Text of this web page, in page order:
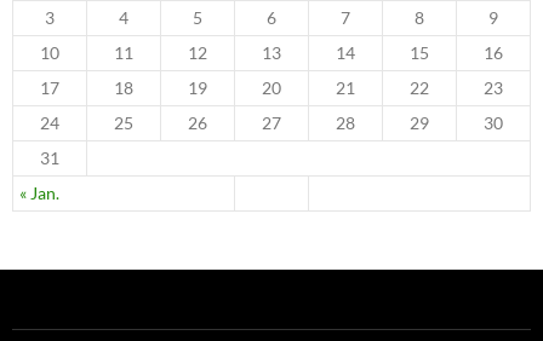
« Jan.
3
4 5 6 7 8
9
10
11 12 13 14 15
16
17
18 19 20 21 22
23
24
25 26 27 28 29
30
31